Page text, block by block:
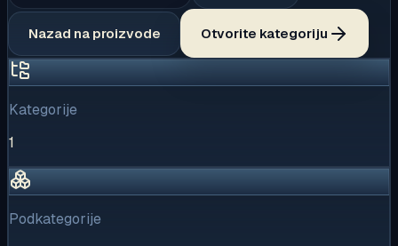
Nazad na proizvode Otvorite kategoriju
Kategorije
1
Podkategorije